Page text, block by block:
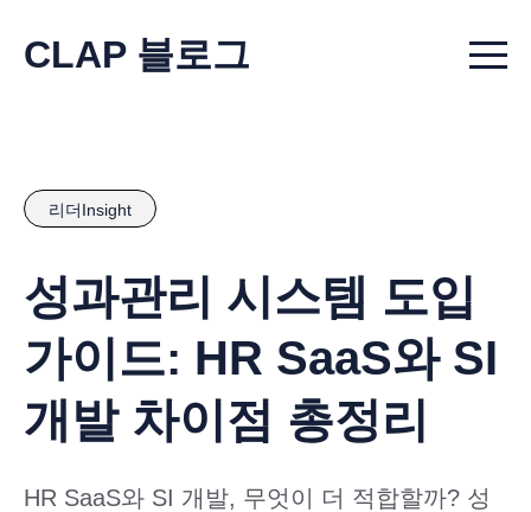
CLAP 블로그 Menu
리더Insight
성과관리 시스템 도입
가이드: HR SaaS와 SI
개발 차이점 총정리
HR SaaS와 SI 개발, 무엇이 더 적합할까? 성